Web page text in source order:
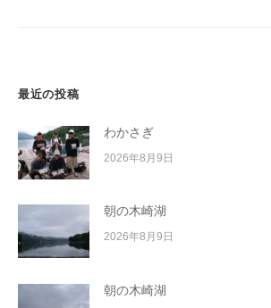
最近の投稿
わかさぎ
2026年8月9日
朝の木崎湖
2026年8月9日
朝の木崎湖